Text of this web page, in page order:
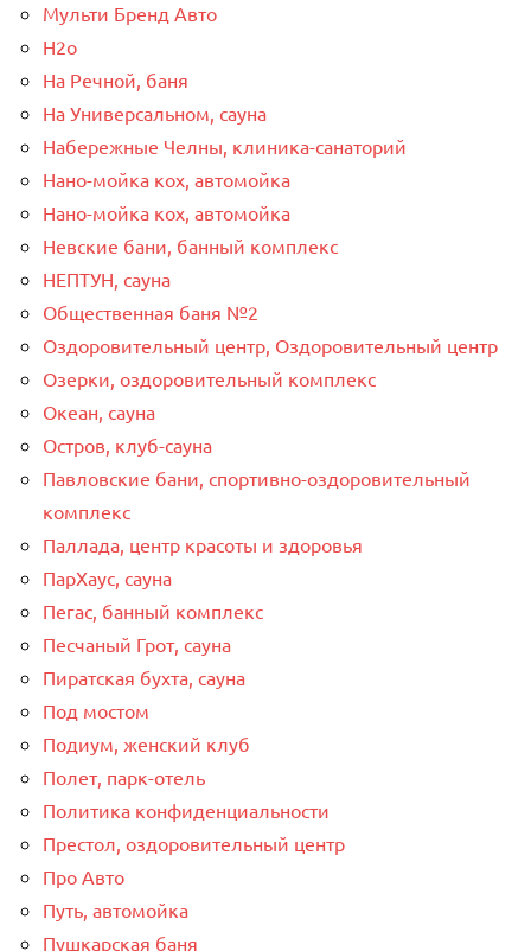
Мульти Бренд Авто
Н2о
На Речной, баня
На Универсальном, сауна
Набережные Челны, клиника-санаторий
Нано-мойка кох, автомойка
Нано-мойка кох, автомойка
Невские бани, банный комплекс
НЕПТУН, сауна
Общественная баня №2
Оздоровительный центр, Оздоровительный центр
Озерки, оздоровительный комплекс
Океан, сауна
Остров, клуб-сауна
Павловские бани, спортивно-оздоровительный
комплекс
Паллада, центр красоты и здоровья
ПарХаус, сауна
Пегас, банный комплекс
Песчаный Грот, сауна
Пиратская бухта, сауна
Под мостом
Подиум, женский клуб
Полет, парк-отель
Политика конфиденциальности
Престол, оздоровительный центр
Про Авто
Путь, автомойка
Пушкарская баня